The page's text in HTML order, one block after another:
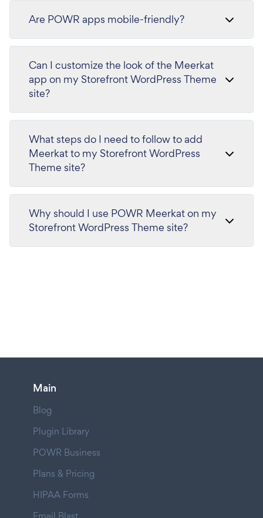
Are POWR apps mobile-friendly?
Can I customize the look of the Meerkat
app on my Storefront WordPress Theme
site?
What steps do I need to follow to add
Meerkat to my Storefront WordPress
Theme site?
Why should I use POWR Meerkat on my
Storefront WordPress Theme site?
Main
Blog
Plugin Library
POWR Business
Plans & Pricing
HIPAA Forms